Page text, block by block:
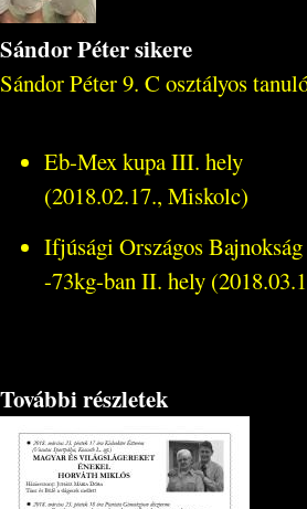
Sándor Péter sikere
Sándor Péter 9. C osztályos
Eb-Mex kupa III. hely
(2018.02.17., Miskolc)
Ifjúsági Országos Bajnokság
-73kg-ban II. hely
További részletek